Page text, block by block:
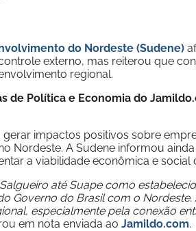
do Nordeste (Sudene)
externo, mas reiterou que
regional.
de Política e Economia do
impactos positivos sobre
Nordeste. A Sudene informou
a viabilidade econômica e social
até Suape como
Governo do Brasil com o
especialmente pela conexão
em nota enviada ao Jamildo.com.